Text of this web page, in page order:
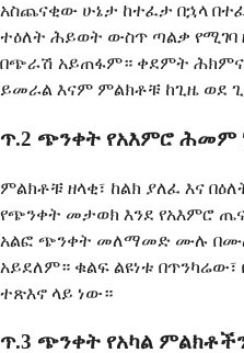
አስጨናቂው ሁኔታ ከተፈታ በኋላ
ተዕለት ሕይወት ውስጥ ጣልቃ የሚገባ
በጭራሽ አይጠፋም። ቀደምት
ይመራል እናም ምልክቶቹ ከጊዜ ወደ
ጥ.2 ጭንቀት የአእምሮ ሕመም
ምልክቶቹ ዘላቂ፣ ከልክ ያለፈ እና
የጭንቀት መታወክ እንደ የአእምሮ ጤና
አልፎ ጭንቀት መለማመድ ሙሉ
አይደለም። ቁልፍ ልዩነቱ
ተጽእኖ ላይ ነው።
ጥ.3 ጭንቀት የአካል